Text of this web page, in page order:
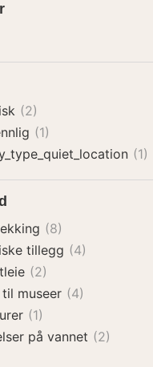
(2)
(1)
(1)
(8)
tillegg (4)
(2)
museer (4)
(1)
på vannet (2)